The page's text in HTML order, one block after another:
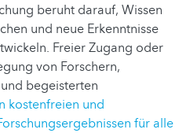
beruht darauf, Wissen
und neue Erkenntnisse
Freier Zugang oder
von Forschern,
begeisterten
kostenfreien und
für alle